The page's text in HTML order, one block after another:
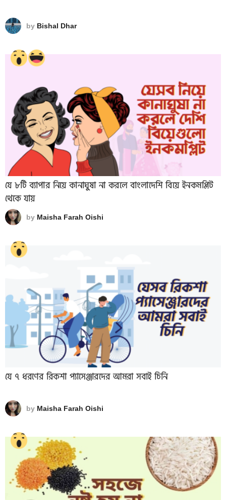
by Bishal Dhar
যে ৮টি ব্যাপার নিয়ে কানাঘুষা না করলে বাংলাদেশি বিয়ে ইনকমপ্লিট
থেকে যায়
by Maisha Farah Oishi
যে ৭ ধরণের রিকশা প্যাসেঞ্জারদের আমরা সবাই চিনি
by Maisha Farah Oishi